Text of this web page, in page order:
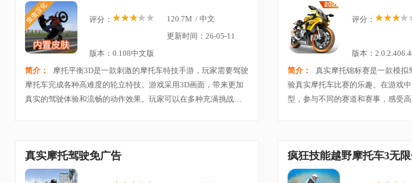
评分： 120.7M / 中文
更新时间：26-05-11
版本：0.108中文版
简介：
摩托平衡3D是一款刺激的摩托车特技手游，玩家需要驾驶
摩托车完成各种高难度的轮立特技。游戏采用3D画面，带来更加
真实的驾驶体验和流畅的动作效果。玩家可以在多种充满挑战的
评分：
版本：
简介：
真实摩托锦标赛是一款模拟
验真实摩托车比赛的乐趣。在游戏
型，参与不同的赛道和赛事，感受
真实摩托驾驶免广告